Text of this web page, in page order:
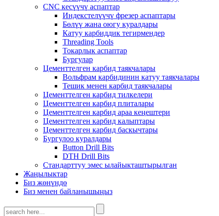
CNC кесүүчү аспаптар
Индекстелүүчү фрезер аспаптары
Бөлүү жана оюгу куралдары
Катуу карбиддик тегирмендер
Threading Tools
Токарлык аспаптар
Бургулар
Цементтелген карбид таякчалары
Вольфрам карбидинин катуу таякчалары
Тешик менен карбид таякчалары
Цементтелген карбид тилкелери
Цементтелген карбид плиталары
Цементтелген карбид араа кеңештери
Цементтелген карбид калыптары
Цементтелген карбид баскычтары
Бургулоо куралдары
Button Drill Bits
DTH Drill Bits
Стандарттуу эмес ылайыкташтырылган
Жаңылыктар
Биз жөнүндө
Биз менен байланышыңыз